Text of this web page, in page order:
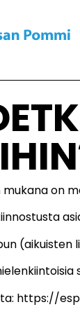
on
(aikuisten
https://